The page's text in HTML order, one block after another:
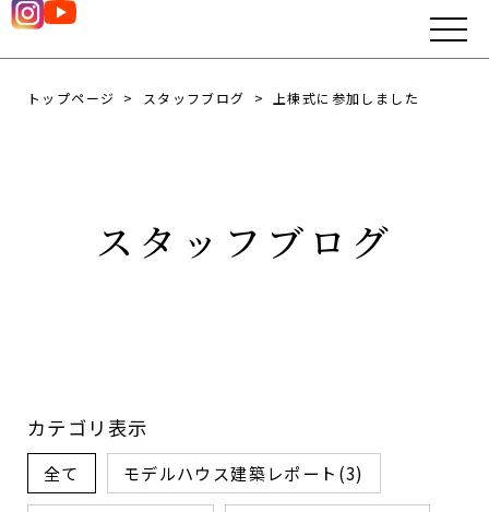
トップページ スタッフブログ 上棟式に参加しました
スタッフブログ
カテゴリ表示
全て モデルハウス建築レポート(3)